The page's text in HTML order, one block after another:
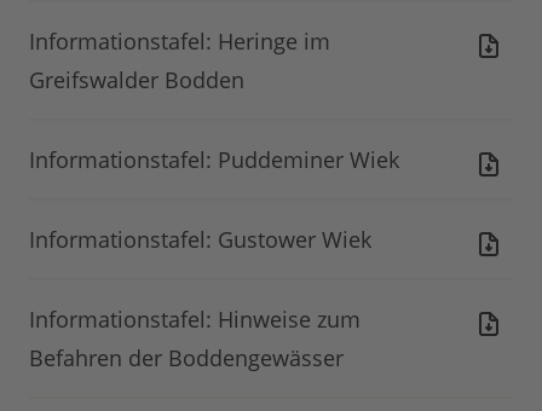
Informationstafel: Heringe im
Greifswalder Bodden
Informationstafel: Puddeminer Wiek
Informationstafel: Gustower Wiek
Informationstafel: Hinweise zum
Befahren der Boddengewässer